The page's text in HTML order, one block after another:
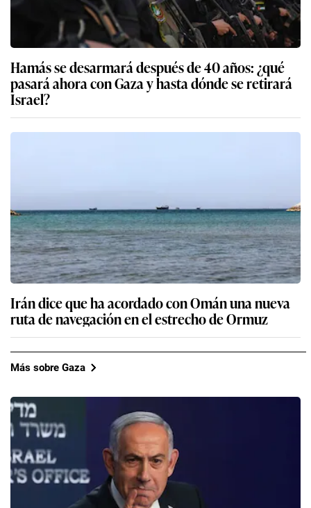
Hamás se desarmará después de 40 años: ¿qué
pasará ahora con Gaza y hasta dónde se retirará
Israel?
Irán dice que ha acordado con Omán una nueva
ruta de navegación en el estrecho de Ormuz
Más sobre Gaza